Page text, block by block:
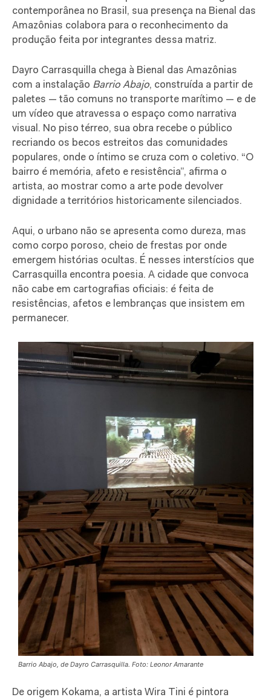
contemporânea no Brasil, sua presença na Bienal das
Amazônias colabora para o reconhecimento da
produção feita por integrantes dessa matriz.
Dayro Carrasquilla chega à Bienal das Amazônias
com a instalação Barrio Abajo, construída a partir de
paletes — tão comuns no transporte marítimo — e de
um vídeo que atravessa o espaço como narrativa
visual. No piso térreo, sua obra recebe o público
recriando os becos estreitos das comunidades
populares, onde o íntimo se cruza com o coletivo. “O
bairro é memória, afeto e resistência”, afirma o
artista, ao mostrar como a arte pode devolver
dignidade a territórios historicamente silenciados.
Aqui, o urbano não se apresenta como dureza, mas
como corpo poroso, cheio de frestas por onde
emergem histórias ocultas. É nesses interstícios que
Carrasquilla encontra poesia. A cidade que convoca
não cabe em cartografias oficiais: é feita de
resistências, afetos e lembranças que insistem em
permanecer.
Barrio Abajo, de Dayro Carrasquilla. Foto: Leonor Amarante
De origem Kokama, a artista Wira Tini é pintora